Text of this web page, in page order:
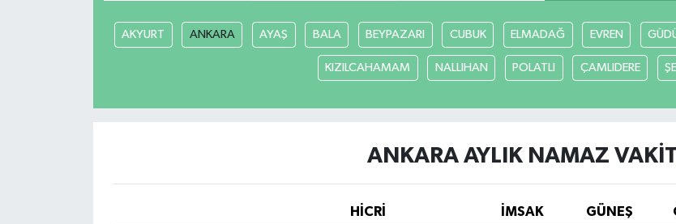
AKYURT ANKARA AYAŞ BALA BEYPAZARI CUBUK ELMADAĞ EVREN
KIZILCAHAMAM NALLIHAN POLATLI ÇAMLIDERE
ANKARA AYLIK NAMAZ
HİCRİ İMSAK GÜNEŞ